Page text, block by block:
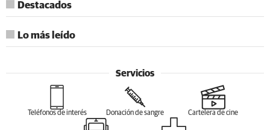
Destacados
Lo más leído
Servicios
Teléfonos de interés Donación de sangre Cartelera de cine